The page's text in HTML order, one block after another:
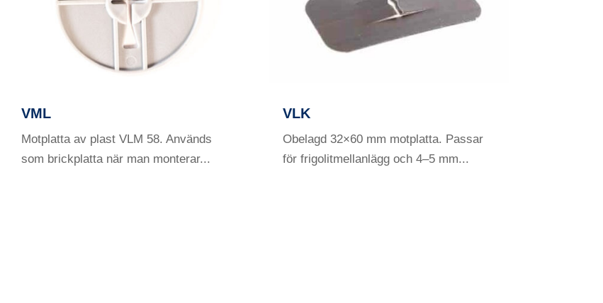
VML
Motplatta av plast VLM 58. Används
som brickplatta när man monterar...
VLK
Obelagd 32×60 mm motplatta. Passar
för frigolitmellanlägg och 4–5 mm...